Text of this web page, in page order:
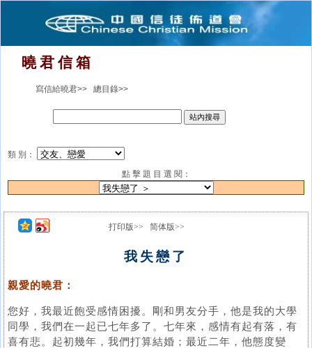
曉 君 信 箱
寫信給曉君>> 總目錄>>
類 別：
點 擊 題 目 選 閱：
打印版>> 简体版>>
我失戀了
親愛的曉君：
您好，我最近飽受感情困擾。剛和男友分手，他是我的大學
同學，我們在一起已七年多了。七年來，感情有起有落，有
喜有悲。起初幾年，我們打算結婚；最近二年，他態度變